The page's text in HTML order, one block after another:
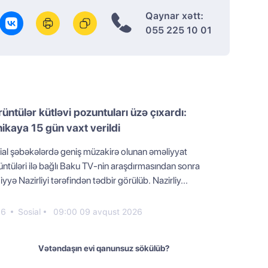
Qaynar xətt:
055 225 10 01
kütləvi pozuntuları üzə çıxardı:
15 gün vaxt verildi
şəbəkələrdə geniş müzakirə olunan əməliyyat
ilə bağlı Baku TV-nin araşdırmasından sonra
Nazirliyi tərəfindən tədbir görülüb. Nazirliy...
Sosial 09:00 09 avqust 2026
Vətəndaşın evi qanunsuz sökülüb?